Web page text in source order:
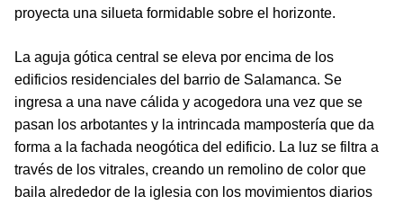
proyecta una silueta formidable sobre el horizonte.
La aguja gótica central se eleva por encima de los
edificios residenciales del barrio de Salamanca. Se
ingresa a una nave cálida y acogedora una vez que se
pasan los arbotantes y la intrincada mampostería que da
forma a la fachada neogótica del edificio. La luz se filtra a
través de los vitrales, creando un remolino de color que
baila alrededor de la iglesia con los movimientos diarios